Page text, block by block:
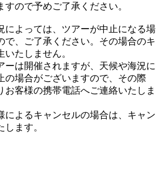
すので予めご了承ください。
によっては、ツアーが中止になる場
で、ご了承ください。その場合のキ
いたしません。
ーは開催されますが、天候や海況に
の場合がございますので、その際
お客様の携帯電話へご連絡いたしま
によるキャンセルの場合は、キャン
ます。